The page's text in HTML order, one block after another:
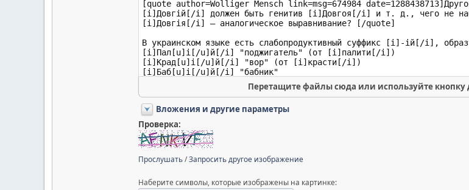
Перетащите файлы сюда или используйте кнопку
Вложения и другие параметры
Проверка:
Прослушать/Запросить другое изображение
Наберите символы, которые изображены на картинке: